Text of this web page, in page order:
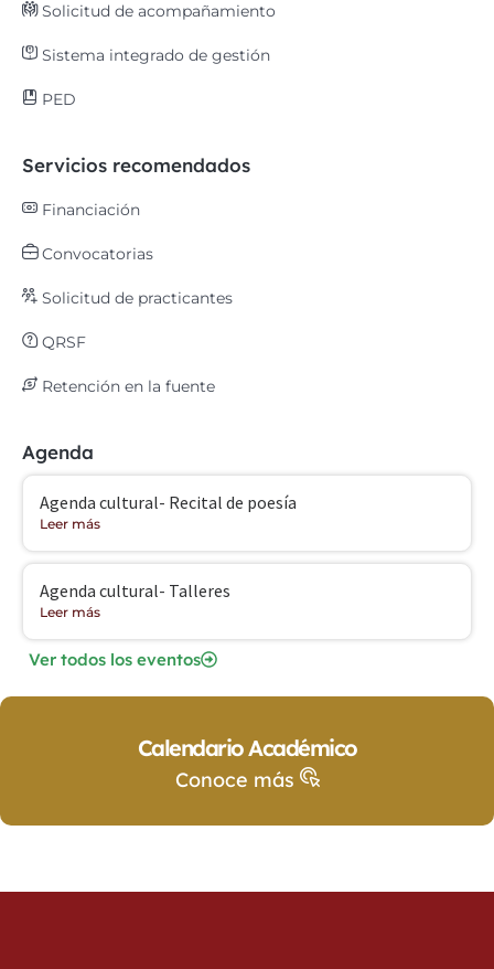
Solicitud de acompañamiento
Sistema integrado de gestión
PED
Servicios recomendados
Financiación
Convocatorias
Solicitud de practicantes
QRSF
Retención en la fuente
Agenda
Agenda cultural- Recital de poesía
Leer más
Agenda cultural- Talleres
Leer más
Ver todos los eventos
Calendario Académico
Conoce más